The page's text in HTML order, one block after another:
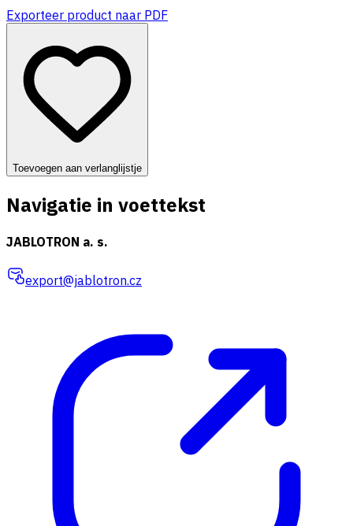
Exporteer product naar PDF
Toevoegen aan verlanglijstje
Navigatie in voettekst
JABLOTRON a. s.
export@jablotron.cz